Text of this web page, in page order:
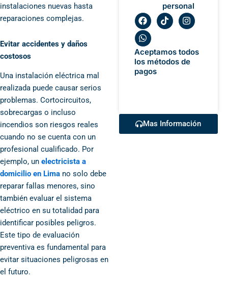
instalaciones nuevas hasta
reparaciones complejas.
Evitar accidentes y daños
costosos
Una instalación eléctrica mal
realizada puede causar serios
problemas. Cortocircuitos,
sobrecargas o incluso
incendios son riesgos reales
cuando no se cuenta con un
profesional cualificado. Por
ejemplo, un electricista a
domicilio en Lima no solo debe
reparar fallas menores, sino
también evaluar el sistema
eléctrico en su totalidad para
identificar posibles peligros.
Este tipo de evaluación
preventiva es fundamental para
evitar situaciones peligrosas en
el futuro.
personal
F
a
c
e
b
o
o
k
T
i
o
k
I
n
a
g
r
W
h
a
t
s
a
p
p
Aceptamos todos
los métodos de
pagos
Mas Información